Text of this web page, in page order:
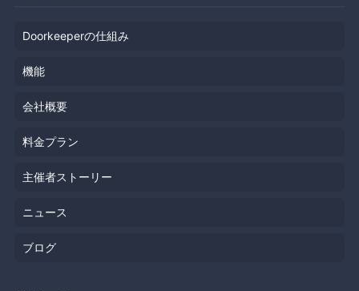
Doorkeeperの仕組み
機能
会社概要
料金プラン
主催者ストーリー
ニュース
ブログ